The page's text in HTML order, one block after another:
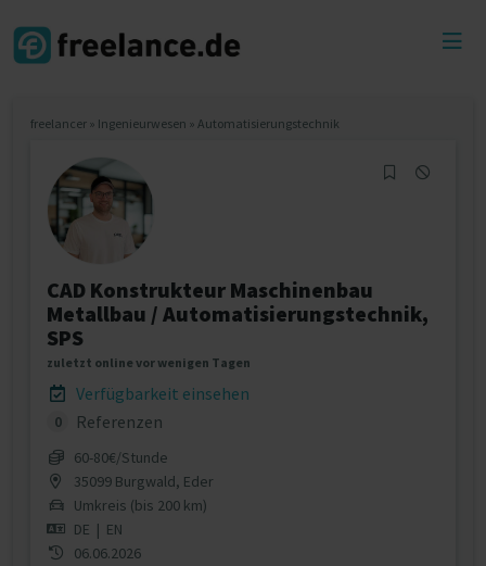
freelancer » Ingenieurwesen » Automatisierungstechnik
CAD Konstrukteur Maschinenbau
Metallbau / Automatisierungstechnik,
SPS
zuletzt online vor wenigen Tagen
Verfügbarkeit einsehen
0 Referenzen
60‐80€/Stunde
35099 Burgwald, Eder
Umkreis (bis 200 km)
DE | EN
06.06.2026